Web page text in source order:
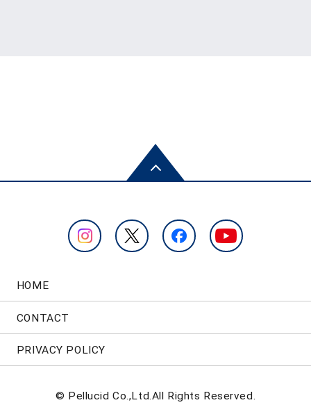
HOME
CONTACT
PRIVACY POLICY
© Pellucid Co.,Ltd.All Rights Reserved.